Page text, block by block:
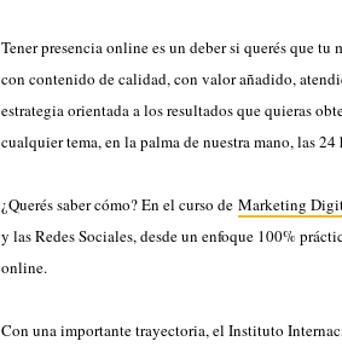
Tener presencia online es un deber si querés que
con contenido de calidad, con valor añadido,
estrategia orientada a los resultados que quieras
cualquier tema, en la palma de nuestra mano, las
¿Querés saber cómo? En el curso de Marketing
y las Redes Sociales, desde un enfoque 100%
online.
Con una importante trayectoria, el Instituto